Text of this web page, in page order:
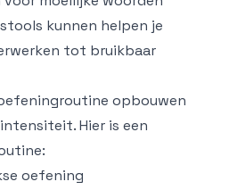
kunnen helpen je
tot bruikbaar
opbouwen
Hier is een
oefening